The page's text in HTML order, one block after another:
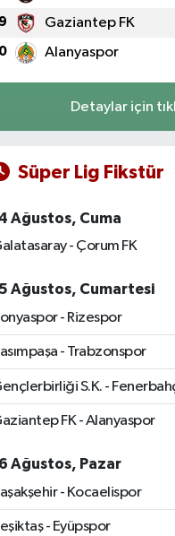
9 Gaziantep FK
Alanyaspor
Detaylar için
Süper Lig Fikstür
Ağustos, Cuma
- Çorum FK
Ağustos, Cumartesi
- Rizespor
- Trabzonspor
S.K. -
FK - Alanyaspor
Ağustos, Pazar
- Kocaelispor
- Eyüpspor